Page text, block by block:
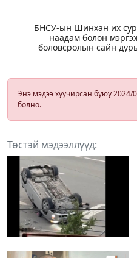
БНСУ-ын Шинхан их
наадам болон
боловсролын сайн
Энэ мэдээ хуучирсан буюу 2024/
болно.
Төстэй мэдээллүүд: